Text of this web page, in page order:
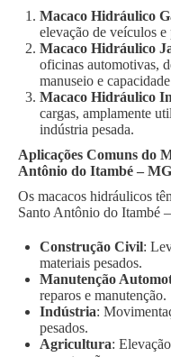
Macaco Hidráulico
elevação de veículos e
Macaco Hidráulico
oficinas automotivas,
manuseio e
Macaco Hidráulico
cargas, amplamente
indústria pesada.
Aplicações Comuns do
Antônio do Itambé – MG
Os macacos hidráulicos
Santo Antônio do Itambé
Construção Civil:
materiais pesados.
Manutenção
reparos e manutenção.
Indústria:
pesados.
Agricultura: